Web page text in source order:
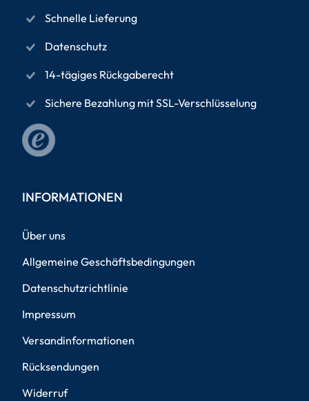
Schnelle Lieferung
Datenschutz
14-tägiges Rückgaberecht
Sichere Bezahlung mit SSL-Verschlüsselung
INFORMATIONEN
Über uns
Allgemeine Geschäftsbedingungen
Datenschutzrichtlinie
Impressum
Versandinformationen
Rücksendungen
Widerruf